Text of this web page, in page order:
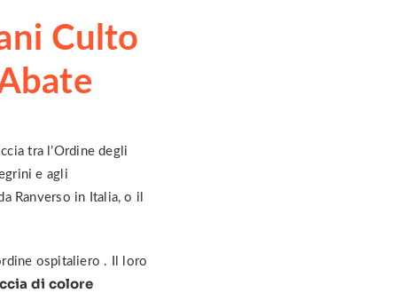
Culto
tra l’Ordine degli
e agli
Ranverso in Italia, o il
ospitaliero . Il loro
di colore